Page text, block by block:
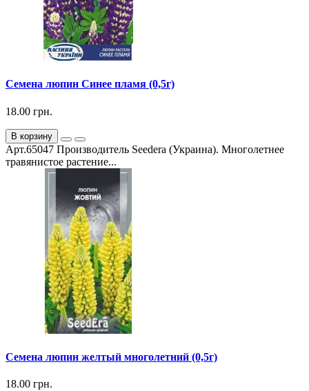
Семена люпин Синее пламя (0,5г)
18.00 грн.
В корзину
Арт.65047 Производитель Seedera (Украина). Многолетнее
травянистое растение...
Семена люпин желтый многолетний (0,5г)
18.00 грн.